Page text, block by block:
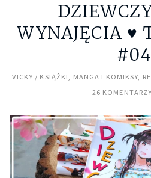
WYNAJĘCIA ♥
#04
VICKY KSIĄŻKI, MANGA I KOMIKSY,
26 KOMENTARZY